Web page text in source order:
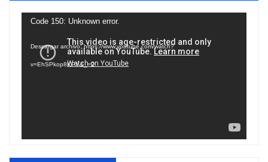
Reproductor
vídeo
Code 150: Unknown error.
Descargar archivo: https://www.youtube.com/watch?
v=EhSPkop8KPY&_=2